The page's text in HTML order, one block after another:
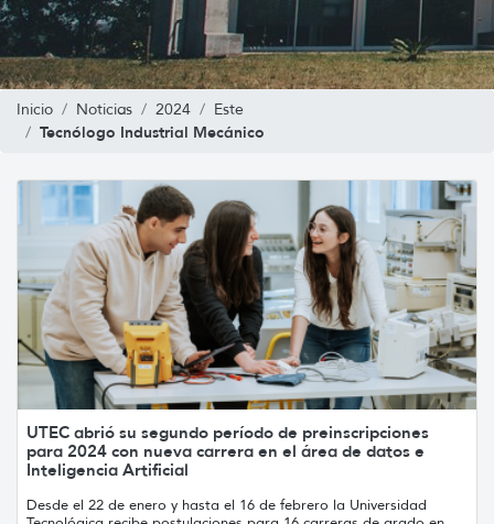
Inicio Noticias 2024 Este
Tecnólogo Industrial Mecánico
UTEC abrió su segundo período de preinscripciones
para 2024 con nueva carrera en el área de datos e
Inteligencia Artificial
Desde el 22 de enero y hasta el 16 de febrero la Universidad